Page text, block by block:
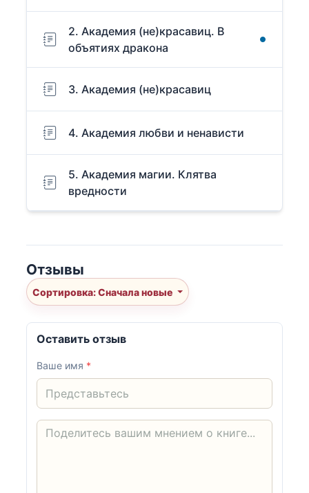
2. Академия (не)красавиц. В
объятиях дракона
3. Академия (не)красавиц
4. Академия любви и ненависти
5. Академия магии. Клятва
вредности
Отзывы
Сортировка: Сначала новые
Оставить отзыв
Ваше имя *